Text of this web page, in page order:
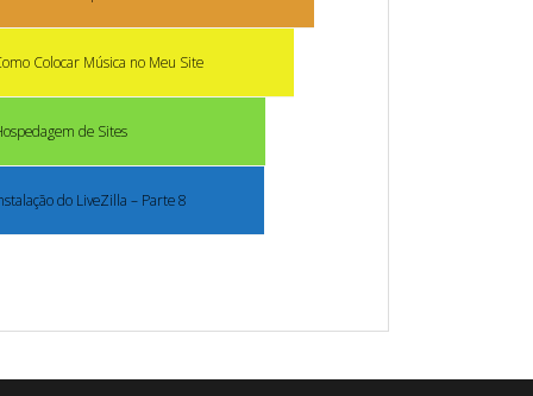
Colocar Música no Meu Site
de Sites
do LiveZilla – Parte 8